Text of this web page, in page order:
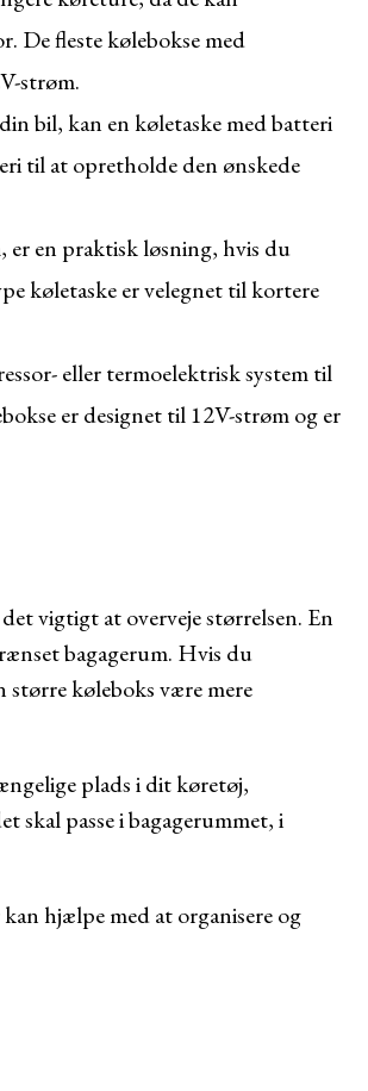
De fleste kølebokse med
strøm.
bil, kan en køletaske med batteri
til at opretholde den ønskede
er en praktisk løsning, hvis du
køletaske er velegnet til kortere
eller termoelektrisk system til
er designet til 12V-strøm og er
vigtigt at overveje størrelsen. En
bagagerum. Hvis du
køleboks være mere
plads i dit køretøj,
skal passe i bagagerummet, i
hjælpe med at organisere og